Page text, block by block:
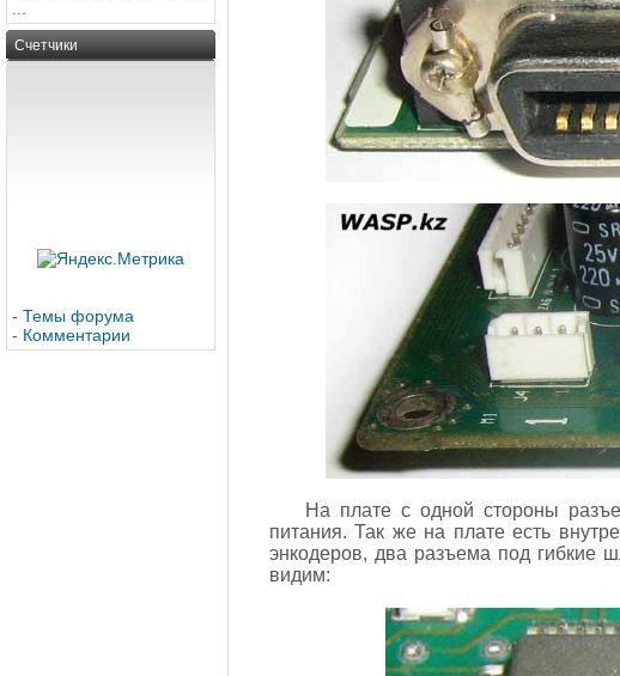
Счетчики
- Темы форума
- Комментарии
На плате с одной стороны
питания. Так же на плате есть
энкодеров, два разъема под гибкие
видим: